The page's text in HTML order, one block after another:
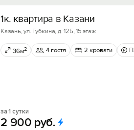
1к. квартира в Казани
Казань, ул. Губкина, д. 12Б, 15 этаж
36м2 4 гостя 2 кровати
за 1 сутки
2 900 руб.